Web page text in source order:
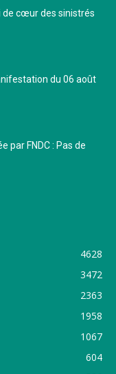
de cœur des sinistrés
du 06 août
par FNDC : Pas de
4628
3472
2363
1958
1067
604